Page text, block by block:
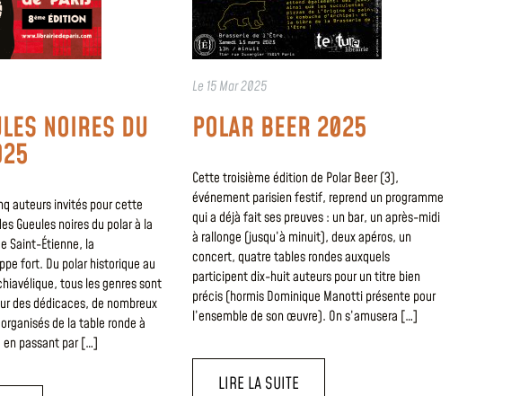
NOIRES DU
auteurs invités pour cette
Gueules noires du polar à la
Saint-Étienne, la
fort. Du polar historique au
tous les genres sont
des dédicaces, de nombreux
de la table ronde à
en passant par […]
Le 15 Mar 2025
POLAR BEER 2025
Cette troisième édition de Polar Beer (3),
événement parisien festif, reprend un programme
qui a déjà fait ses preuves : un bar, un après-midi
à rallonge (jusqu’à minuit), deux apéros, un
concert, quatre tables rondes auxquels
participent dix-huit auteurs pour un titre bien
précis (hormis Dominique Manotti présente pour
l’ensemble de son œuvre). On s’amusera […]
LIRE LA SUITE